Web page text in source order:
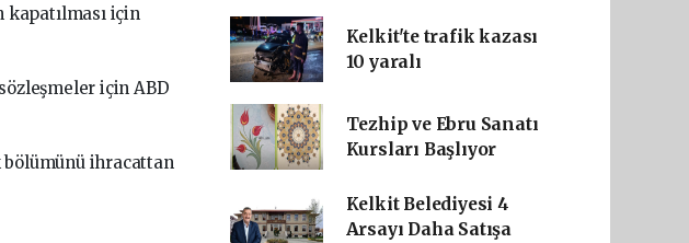
kapatılması için
için ABD
bölümünü ihracattan
Kelkit'te trafik kazası
10 yaralı
Tezhip ve Ebru Sanatı
Kursları Başlıyor
Kelkit Belediyesi 4
Arsayı Daha Satışa